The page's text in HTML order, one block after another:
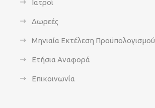
Ιατροί
Δωρεές
Μηνιαία Εκτέλεση Προϋπολογισμού
Ετήσια Αναφορά
Επικοινωνία